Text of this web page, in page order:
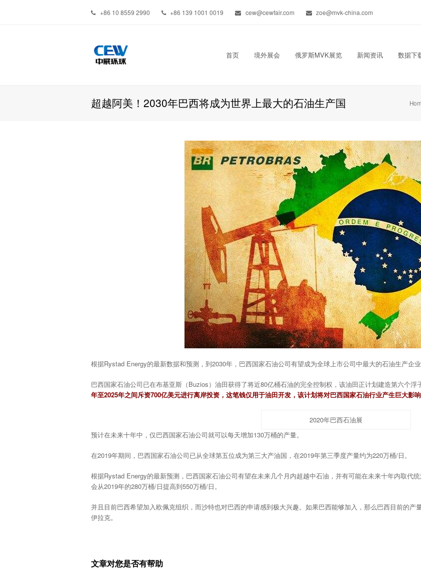
+86 10 8559 2990 +86 139 1001 0019 cew@cewfair.com zoe@mvk-china.com
首页 境外展会 俄罗斯MVK展览 新闻资讯 数据下
超越阿美！2030年巴西将成为世界上最大的石油生产国
根据Rystad Energy的最新数据和预测，到2030年，巴西国家石油公司有望成为全球上市公司中最大的石油生产企业
巴西国家石油公司已在布基亚斯（Buzios）油田获得了将近80亿桶石油的完全控制权，该油田正计划建造第六个浮
年至2025年之间斥资700亿美元进行离岸投资，这笔钱仅用于油田开发，该计划将对巴西国家石油行业产生巨大影响
2020年巴西石油展
预计在未来十年中，仅巴西国家石油公司就可以每天增加130万桶的产量。
在2019年期间，巴西国家石油公司已从全球第五位成为第三大产油国，在2019年第三季度产量约为220万桶/日。
根据Rystad Energy的最新预测，巴西国家石油公司有望在未来几个月内超越中石油，并有可能在未来十年内取代
会从2019年的280万桶/日提高到550万桶/日。
并且目前巴西希望加入欧佩克组织，而沙特也对巴西的申请感到极大兴趣。如果巴西能够加入，那么巴西目前的
伊拉克。
文章对您是否有帮助